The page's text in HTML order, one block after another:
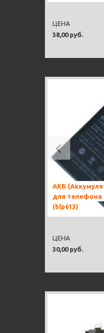
38,00 руб.
ЦЕНА
Previous
АКБ
для телефона
(blp613)
30,00 руб.
ЦЕНА